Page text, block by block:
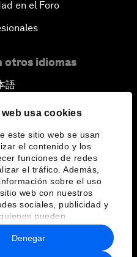
web usa cookies
este sitio web se usan
el contenido y los
funciones de redes
el tráfico. Además,
sobre el uso
web con nuestros
sociales, publicidad y
pueden
otra información que les
o que hayan
del uso que haya
Denegar
en el Foro
otros idiomas
語